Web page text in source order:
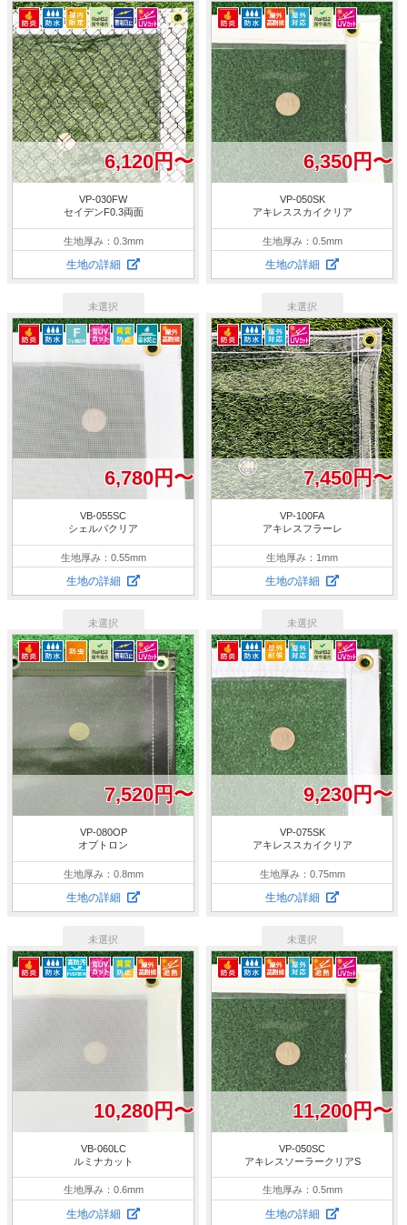
6,120円〜
VP-030FW
セイデンF0.3両面
生地厚み：0.3mm
生地の詳細
6,350円〜
VP-050SK
アキレススカイクリア
生地厚み：0.5mm
生地の詳細
6,780円〜
VB-055SC
シェルパクリア
生地厚み：0.55mm
生地の詳細
7,450円〜
VP-100FA
アキレスフラーレ
生地厚み：1mm
生地の詳細
7,520円〜
VP-080OP
オプトロン
生地厚み：0.8mm
生地の詳細
9,230円〜
VP-075SK
アキレススカイクリア
生地厚み：0.75mm
生地の詳細
10,280円〜
VB-060LC
ルミナカット
生地厚み：0.6mm
生地の詳細
11,200円〜
VP-050SC
アキレスソーラークリアS
生地厚み：0.5mm
生地の詳細